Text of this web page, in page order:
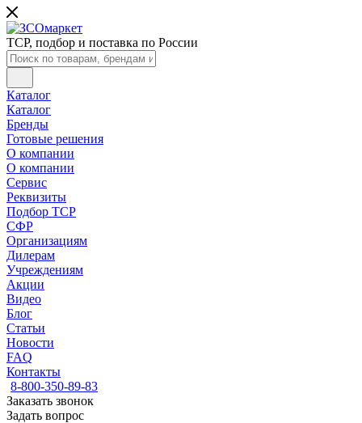
ТСР, подбор и поставка по России
Каталог
Каталог
Бренды
Готовые решения
О компании
О компании
Сервис
Реквизиты
Подбор ТСР
СФР
Организациям
Дилерам
Учреждениям
Акции
Видео
Блог
Статьи
Новости
FAQ
Контакты
8-800-350-89-83
Заказать звонок
Задать вопрос